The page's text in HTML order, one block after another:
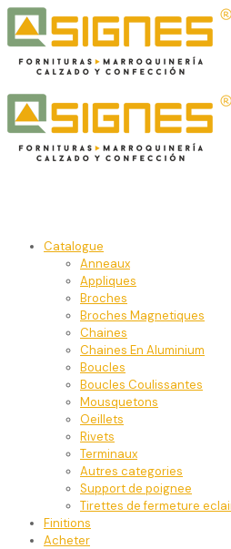
Catalogue
Anneaux
Appliques
Broches
Broches Magnetiques
Chaines
Chaines En Aluminium
Boucles
Boucles Coulissantes
Mousquetons
Oeillets
Rivets
Terminaux
Autres categories
Support de poignee
Tirettes de fermeture
Finitions
Acheter